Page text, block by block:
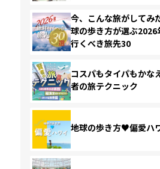
今、こんな旅がしてみ
球の歩き方が選ぶ2026
行くべき旅先30
コスパもタイパもかな
者の旅テクニック
地球の歩き方♥偏愛ハ